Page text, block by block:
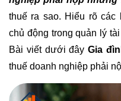
thuế ra sao. Hiểu rõ các
chủ động trong quản lý
Bài viết dưới đây Gia
thuế doanh nghiệp phải